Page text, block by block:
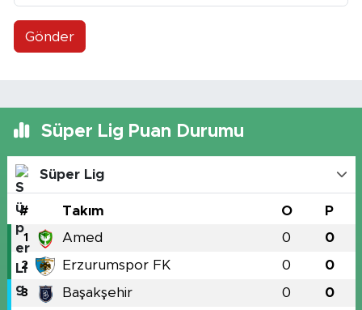
Gönder
Süper Lig Puan Durumu
Süper Lig
# Takım O P
1 Amed 0 0
2 Erzurumspor FK 0 0
3 Başakşehir 0 0